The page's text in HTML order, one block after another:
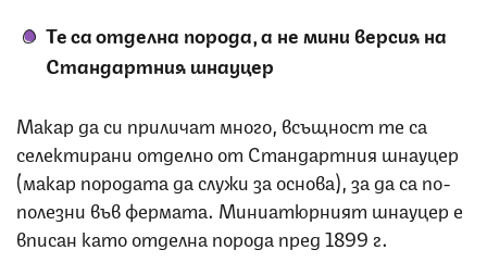
Те са отделна порода, а не мини версия на
Стандартния шнауцер
Макар да си приличат много, всъщност те са
селектирани отделно от Стандартния шнауцер
(макар породата да служи за основа), за да са по-
полезни във фермата. Миниатюрният шнауцер е
вписан като отделна порода пред 1899 г.